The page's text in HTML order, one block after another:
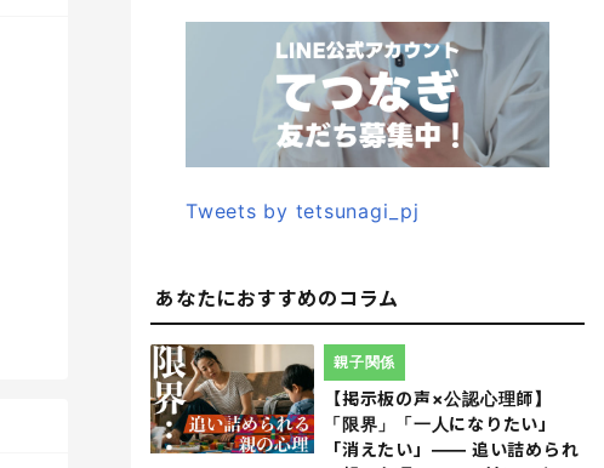
Tweets by tetsunagi_pj
あなたにおすすめのコラム
【掲示板の声×公認心理師】
「限界」「一人になりたい」
「消えたい」―― 追い詰められ
親子関係